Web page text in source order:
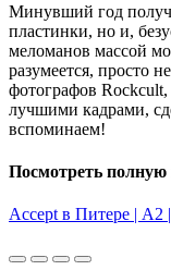
Минувший год
пластинки, но и,
меломанов массой
разумеется, просто
фотографов
лучшими кадрами,
вспоминаем!
Посмотреть полную
Accept в Питере | A2